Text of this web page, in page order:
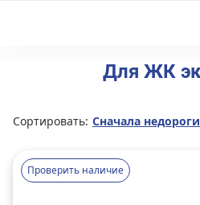
Для ЖК
Сортировать: Сначала
Проверить наличие